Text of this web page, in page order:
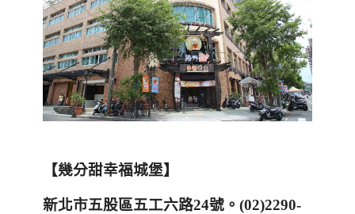
【幾分甜幸福城堡】
新北市五股區五工六路24號。 (02)2290-